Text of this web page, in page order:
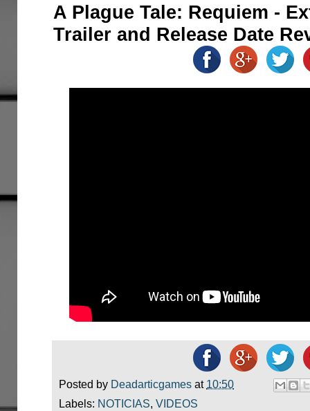
A Plague Tale: Requiem -
Trailer and Release Date
Posted by Deadarticgames at 10:50
Labels: NOTICIAS, VIDEOS